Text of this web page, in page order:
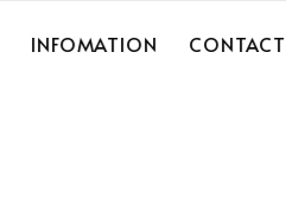
INFOMATION CONTACT